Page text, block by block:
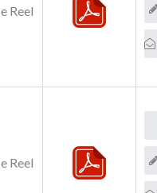
Reel
Reel